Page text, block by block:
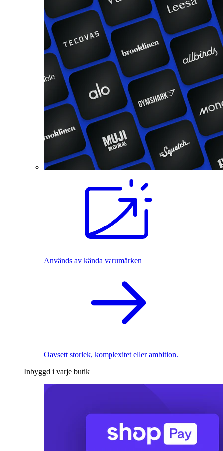
Används av kända varumärken
Oavsett storlek, komplexitet eller ambition.
Inbyggd i varje butik